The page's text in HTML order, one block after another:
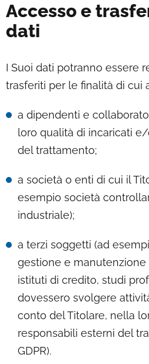
Accesso e
dati
I Suoi dati potranno essere
trasferiti per le finalità di cui
a dipendenti e
loro qualità di incaricati
del trattamento;
a società o enti di cui il
esempio società
industriale);
a terzi soggetti (ad
gestione e manutenzione
istituti di credito, studi
dovessero svolgere
conto del Titolare, nella
responsabili esterni del
GDPR).